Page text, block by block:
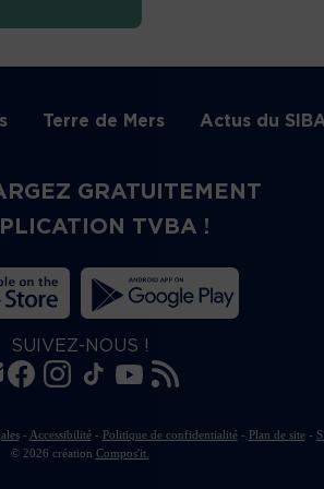
Terre de Mers Actus du
GRATUITEMENT
TVBA !
SUIVEZ-NOUS !
- Accessibilité- Politique de confidentialité- Plan de site-
© 2026 création Compos'it.